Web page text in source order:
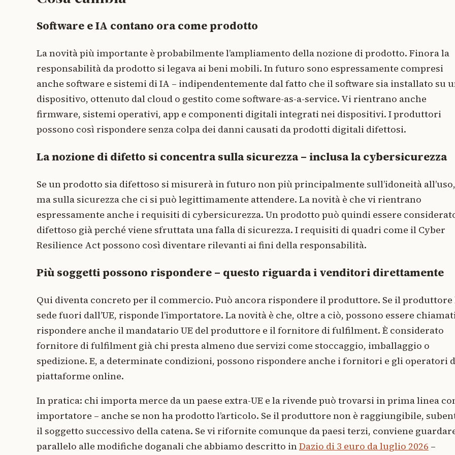
Software e IA contano ora come prodotto
La novità più importante è probabilmente l’ampliamento della nozione di prodotto. Finora la
responsabilità da prodotto si legava ai beni mobili. In futuro sono espressamente compresi
anche software e sistemi di IA – indipendentemente dal fatto che il software sia installato su
dispositivo, ottenuto dal cloud o gestito come software-as-a-service. Vi rientrano anche
firmware, sistemi operativi, app e componenti digitali integrati nei dispositivi. I produttori
possono così rispondere senza colpa dei danni causati da prodotti digitali difettosi.
La nozione di difetto si concentra sulla sicurezza – inclusa la cybersicurezza
Se un prodotto sia difettoso si misurerà in futuro non più principalmente sull’idoneità all’uso,
ma sulla sicurezza che ci si può legittimamente attendere. La novità è che vi rientrano
espressamente anche i requisiti di cybersicurezza. Un prodotto può quindi essere
difettoso già perché viene sfruttata una falla di sicurezza. I requisiti di quadri come il Cyber
Resilience Act possono così diventare rilevanti ai fini della responsabilità.
Più soggetti possono rispondere – questo riguarda i venditori direttamente
Qui diventa concreto per il commercio. Può ancora rispondere il produttore. Se il produttore
sede fuori dall’UE, risponde l’importatore. La novità è che, oltre a ciò, possono essere
rispondere anche il mandatario UE del produttore e il fornitore di fulfilment. È considerato
fornitore di fulfilment già chi presta almeno due servizi come stoccaggio, imballaggio o
spedizione. E, a determinate condizioni, possono rispondere anche i fornitori e gli operatori
piattaforme online.
In pratica: chi importa merce da un paese extra-UE e la rivende può trovarsi in prima linea
importatore – anche se non ha prodotto l’articolo. Se il produttore non è raggiungibile,
il soggetto successivo della catena. Se vi rifornite comunque da paesi terzi, conviene
parallelo alle modifiche doganali che abbiamo descritto inDazio di 3 euro da luglio 2026 –